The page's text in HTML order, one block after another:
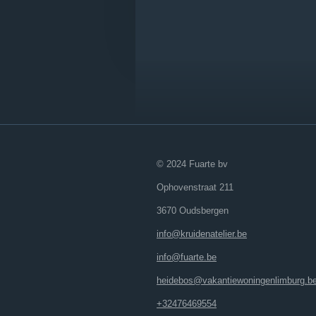
© 2024 Fuarte bv
Ophovenstraat 211
3670 Oudsbergen
info@kruidenatelier.be
info@fuarte.be
+32476469554